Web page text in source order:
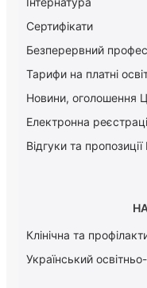
Сертифікати
Безперервний
Тарифи на платні
Новини, оголошення
Електронна
Відгуки та
Клінічна та
Український